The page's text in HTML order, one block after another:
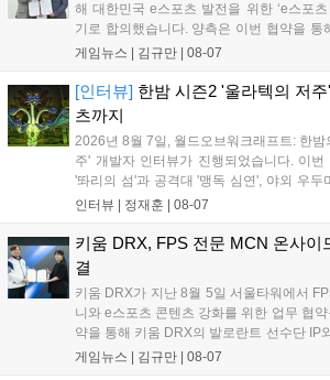
해 대한민국 e스포츠 발전을 위한 ‘e스포
기로 합의했습니다. 양측은 이번 협약을 통
전문성을 강화하고 MZ세대를 겨냥한 미디
김영만 회장은 10년 만에 재추진되는 이
성과와 가치를 널리 알리는 권위 있는 행사
고 밝혔습니다....
게임뉴스 | 김규만 08-07
[인터뷰] 한밤 시즌2 '울라텍의 저
츠까지
2026년 8월 7일, 월드오브워크래프트: 한밤
주' 개발자 인터뷰가 진행되었습니다. 이
'똬리의 섬'과 공격대 '맹독 심연', 야외 우두
'소굴'을 포함합니다. 개발진은 하우징 시스
를 표했습니다....
인터뷰 | 정재훈 08-07
키움 DRX, FPS 전문 MCN 온사이
결
키움 DRX가 지난 8월 5일 서울타워에서
니와 e스포츠 콘텐츠 강화를 위한 업무 협
약을 통해 키움 DRX의 발로란트 선수단 IP
이터 네트워크를 결합하여 정규 및 특별 콘
게임뉴스 | 김규만 08-07